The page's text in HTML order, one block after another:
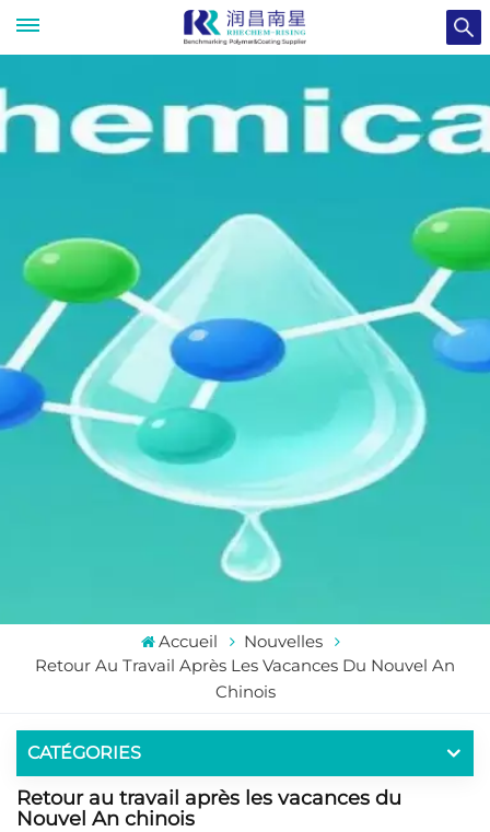
Accueil
Nouvelles
Retour Au Travail Après Les Vacances Du Nouvel An
Chinois
CATÉGORIES
Retour au travail après les vacances du
Nouvel An chinois